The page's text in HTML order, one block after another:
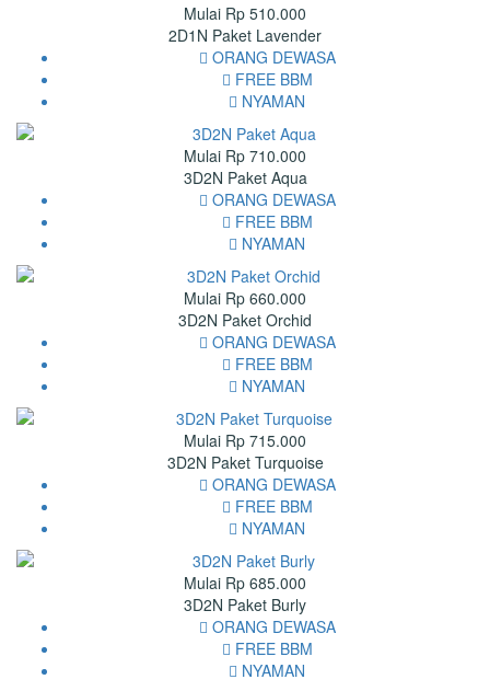
Mulai Rp 510.000
2D1N Paket Lavender
ORANG DEWASA
FREE BBM
NYAMAN
Mulai Rp 710.000
3D2N Paket Aqua
ORANG DEWASA
FREE BBM
NYAMAN
Mulai Rp 660.000
3D2N Paket Orchid
ORANG DEWASA
FREE BBM
NYAMAN
Mulai Rp 715.000
3D2N Paket Turquoise
ORANG DEWASA
FREE BBM
NYAMAN
Mulai Rp 685.000
3D2N Paket Burly
ORANG DEWASA
FREE BBM
NYAMAN